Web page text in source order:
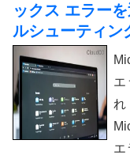
ックス エラー
ルシューティン
エ